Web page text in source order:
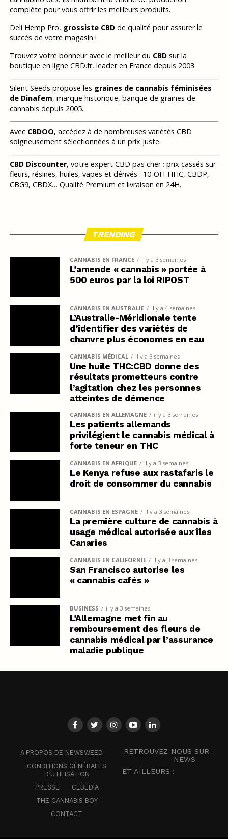
complète pour vous offrir les meilleurs produits.
Deli Hemp Pro, grossiste CBDde qualité pour assurer le
succès de votre magasin !
Trouvez votre bonheur avec le meilleur du CBDsur la
boutique en ligne CBD.fr, leader en France depuis 2003.
Silent Seeds propose les graines de cannabis féminisées
de Dinafem, marque historique, banque de graines de
cannabis depuis 2005.
Avec CBDOO, accédez à de nombreuses variétés CBD
soigneusement sélectionnées à un prix juste.
CBD Discounter, votre expert CBD pas cher : prix cassés sur
fleurs, résines, huiles, vapes et dérivés : 10-OH-HHC, CBDP,
CBG9, CBDX… Qualité Premium et livraison en 24H.
TRENDING
CANNABIS EN FRANCE il y a 3 semaines
L’amende « cannabis » portée à
500 euros par la loi RIPOST
CANNABIS EN AUSTRALIE il y a 4 semaines
L’Australie-Méridionale tente
d’identifier des variétés de
chanvre plus économes en eau
CANNABIS MÉDICAL il y a 3 semaines
Une huile THC:CBD donne des
résultats prometteurs contre
l’agitation chez les personnes
atteintes de démence
CANNABIS EN ALLEMAGNE il y a 3 semaines
Les patients allemands
privilégient le cannabis médical à
forte teneur en THC
CANNABIS EN AFRIQUE il y a 3 semaines
Le Kenya refuse aux rastafaris le
droit de consommer du cannabis
CANNABIS EN ESPAGNE il y a 3 semaines
La première culture de cannabis à
usage médical autorisée aux îles
Canaries
CANNABIS EN CALIFORNIE il y a 3 semaines
San Francisco autorise les
« cannabis cafés »
BUSINESS il y a 3 semaines
L’Allemagne met fin au
remboursement des fleurs de
cannabis médical par l’assurance
maladie publique
A PROPOS DE NEWSWEED
CONDITIONS GÉNÉRALES
D’UTILISATION
PRESSE
CEBEDIA
THE CANNABIS BOY
CONTACT
RETROUVEZ-NOUS SUR
NEWS
ET AILLEURS :